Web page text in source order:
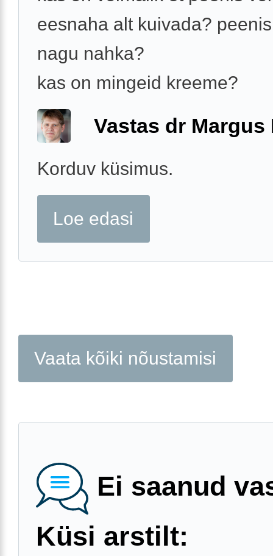
eesnaha alt kuivada?
nagu nahka?
kas on mingeid kreeme?
Vastas dr Margus
Korduv küsimus.
Loe edasi
Vaata kõiki nõustamisi
Ei saanud
Küsi arstilt: